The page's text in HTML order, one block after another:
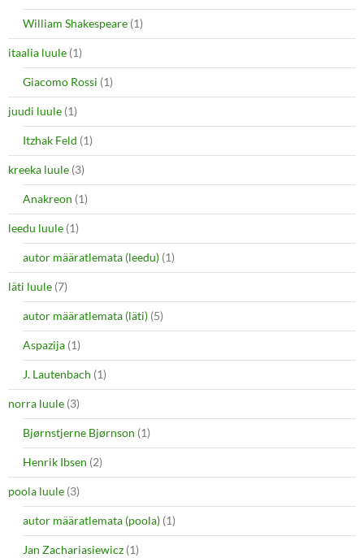
William Shakespeare (1)
itaalia luule (1)
Giacomo Rossi (1)
juudi luule (1)
Itzhak Feld (1)
kreeka luule (3)
Anakreon (1)
leedu luule (1)
autor määratlemata (leedu) (1)
läti luule (7)
autor määratlemata (läti) (5)
Aspazija (1)
J. Lautenbach (1)
norra luule (3)
Bjørnstjerne Bjørnson (1)
Henrik Ibsen (2)
poola luule (3)
autor määratlemata (poola) (1)
Jan Zachariasiewicz (1)